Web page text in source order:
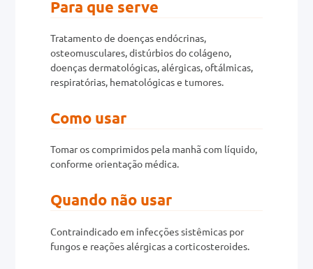
Para que serve
Tratamento de doenças endócrinas,
osteomusculares, distúrbios do colágeno,
doenças dermatológicas, alérgicas, oftálmicas,
respiratórias, hematológicas e tumores.
Como usar
Tomar os comprimidos pela manhã com líquido,
conforme orientação médica.
Quando não usar
Contraindicado em infecções sistêmicas por
fungos e reações alérgicas a corticosteroides.